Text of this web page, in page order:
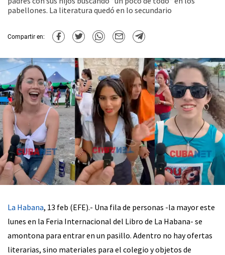
pabellones. La literatura quedó en lo secundario
Compartir en:
La Habana, 13 feb (EFE).- Una fila de personas -la mayor este
lunes en la Feria Internacional del Libro de La Habana- se
amontona para entrar en un pasillo. Adentro no hay ofertas
literarias, sino materiales para el colegio y objetos de